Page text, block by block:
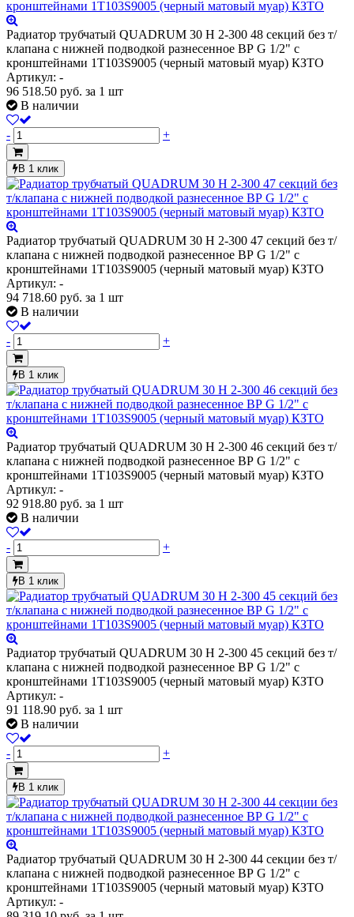
Радиатор трубчатый QUADRUM 30 H 2-300 48 секций без т/
клапана с нижней подводкой разнесенное ВР G 1/2" с
кронштейнами 1T103S9005 (черный матовый муар) КЗТО
Артикул: -
96 518.50 руб. за 1 шт
В наличии
- +
В 1 клик
Радиатор трубчатый QUADRUM 30 H 2-300 47 секций без т/
клапана с нижней подводкой разнесенное ВР G 1/2" с
кронштейнами 1T103S9005 (черный матовый муар) КЗТО
Артикул: -
94 718.60 руб. за 1 шт
В наличии
- +
В 1 клик
Радиатор трубчатый QUADRUM 30 H 2-300 46 секций без т/
клапана с нижней подводкой разнесенное ВР G 1/2" с
кронштейнами 1T103S9005 (черный матовый муар) КЗТО
Артикул: -
92 918.80 руб. за 1 шт
В наличии
- +
В 1 клик
Радиатор трубчатый QUADRUM 30 H 2-300 45 секций без т/
клапана с нижней подводкой разнесенное ВР G 1/2" с
кронштейнами 1T103S9005 (черный матовый муар) КЗТО
Артикул: -
91 118.90 руб. за 1 шт
В наличии
- +
В 1 клик
Радиатор трубчатый QUADRUM 30 H 2-300 44 секции без т/
клапана с нижней подводкой разнесенное ВР G 1/2" с
кронштейнами 1T103S9005 (черный матовый муар) КЗТО
Артикул: -